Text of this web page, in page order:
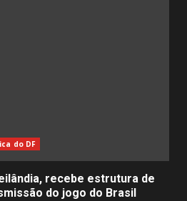
do DF
recebe estrutura de
do jogo do Brasil